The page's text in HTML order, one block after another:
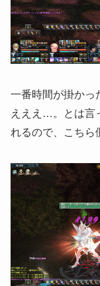
一番時間が掛かっ
えええ…。とは言
れるので、こちら